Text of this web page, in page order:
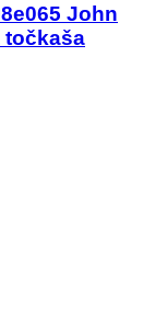
John
točkaša